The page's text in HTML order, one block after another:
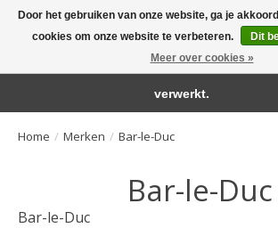
Large selection of products and fast shipping!
Home / Merken / Bar-le-Duc
Bar-le-Duc
Bar-le-Duc
Door het gebruiken van onze website, ga je
cookies om onze website te verbeteren.
Dit
Meer over cookies »
← Keer terug naar de backofficeDeze
Eventueel geplaatste orders zullen niet
verwerkt.